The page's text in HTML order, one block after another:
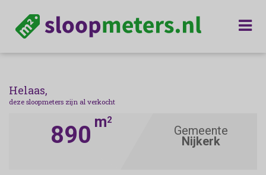
Helaas,
deze sloopmeters zijn al verkocht
890 m2
Gemeente
Nijkerk